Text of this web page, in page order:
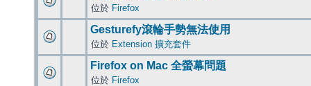
位於 Firefox
Gesturefy滾輪手勢無法使用
位於 Extension 擴充套件
Firefox on Mac 全螢幕問題
位於 Firefox